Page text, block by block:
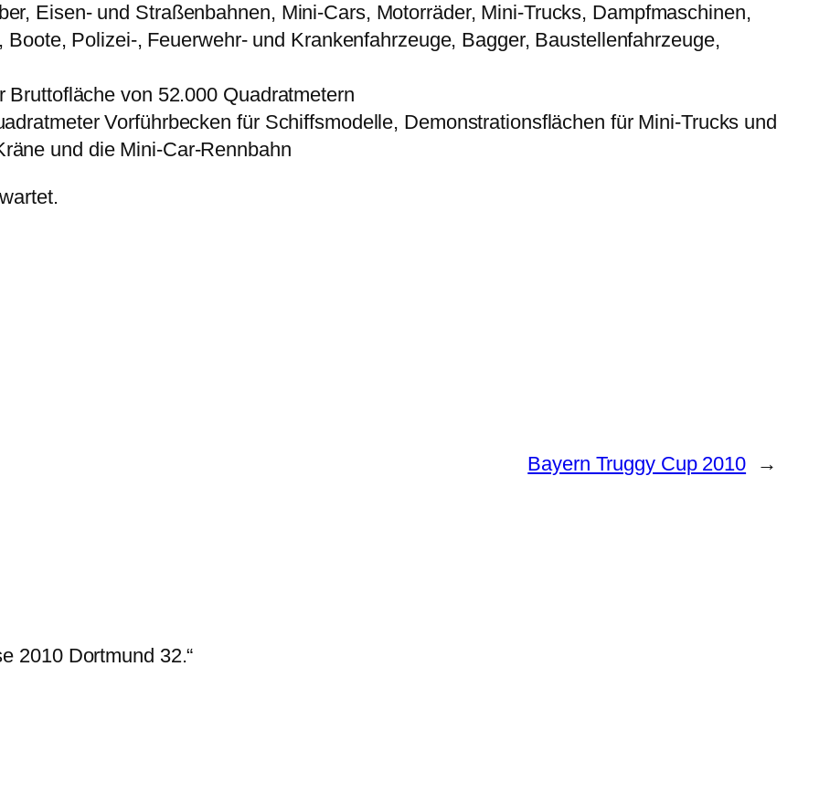
Eisen- und Straßenbahnen, Mini-Cars, Motorräder, Mini-Trucks, Dampfmaschinen,
Polizei-, Feuerwehr- und Krankenfahrzeuge, Bagger, Baustellenfahrzeuge,
von 52.000 Quadratmetern
Vorführbecken für Schiffsmodelle, Demonstrationsflächen für Mini-Trucks und
und die Mini-Car-Rennbahn
Bayern Truggy Cup 2010 →
2010 Dortmund 32.“